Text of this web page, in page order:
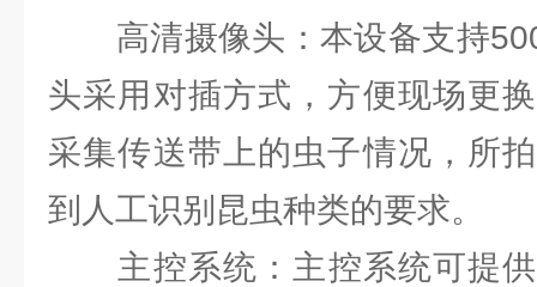
高清摄像头：本设备支持
头采用对插方式，方便现场更
采集传送带上的虫子情况，所
到人工识别昆虫种类的要求。
主控系统：主控系统可提供